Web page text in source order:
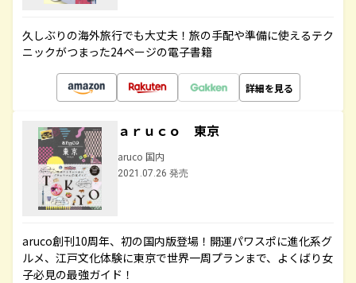
久しぶりの海外旅行でも大丈夫！旅の手配や準備に使えるテク
ニックがつまった24ページの電子書籍
詳細を見る
ａｒｕｃｏ 東京
aruco 国内
2021.07.26 発売
aruco創刊10周年、初の国内版登場！開運パワスポに進化系グ
ルメ、江戸文化体験に東京で世界一周プランまで、よくばり女
子必見の最強ガイド！